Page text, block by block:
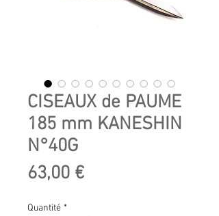
CISEAUX de PAUME
185 mm KANESHIN
N°40G
63,00 €Prix
Quantité *